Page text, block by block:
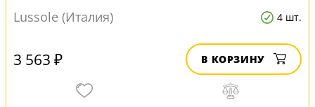
Lussole (Италия)
4 шт.
3 563 ₽ В КОРЗИНУ